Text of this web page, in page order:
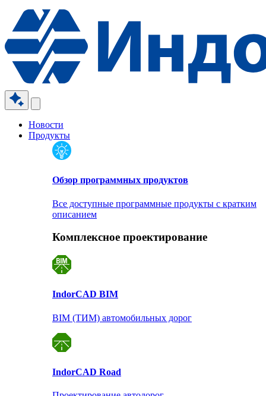
Новости
Продукты
Обзор программных продуктов
Все доступные программные продукты с кратким
описанием
Комплексное проектирование
IndorCAD BIM
BIM (ТИМ) автомобильных дорог
IndorCAD Road